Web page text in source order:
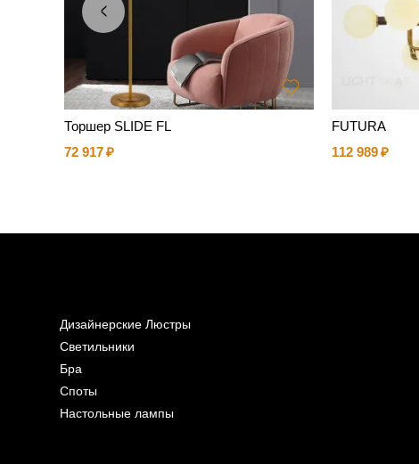
Торшер SLIDE FL
72 917
FUTURA
112 989
Дизайнерские Люстры
Светильники
Бра
Споты
Настольные лампы